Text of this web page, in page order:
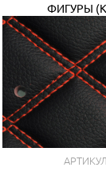
ФИГУРЫ